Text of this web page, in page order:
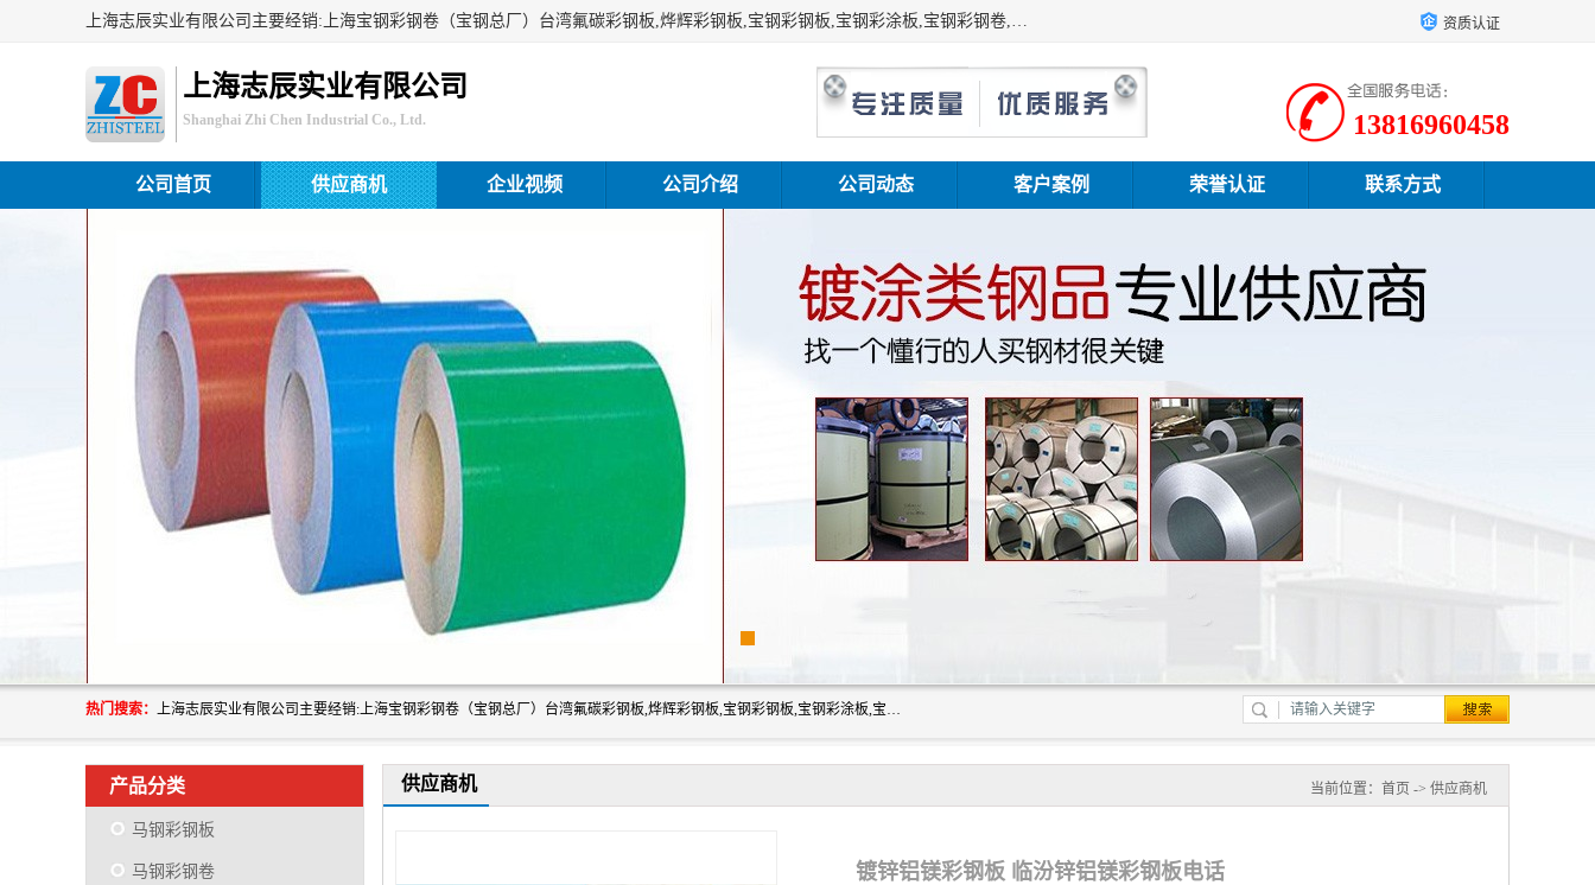
上海志辰实业有限公司主要经销:上海宝钢彩钢卷（宝钢总厂）台湾氟碳彩钢板,烨辉彩钢板,宝钢彩钢板,宝钢彩涂板,宝钢彩钢卷,马钢彩钢板,马钢彩钢卷,镀铝锌钢板,PVDF彩钢板,台湾烨辉彩钢板,高耐候彩钢板,硅改性彩钢板,规格齐全。 资质认证
上海志辰实业有限公司
Shanghai Zhi Chen Industrial Co., Ltd. 13816960458
公司首页 供应商机 企业视频 公司介绍 公司动态 客户案例 荣誉认证 联系方式
热门搜索： 上海志辰实业有限公司主要经销:上海宝钢彩钢卷（宝钢总厂）台湾氟碳彩钢板,烨辉彩钢板,宝钢彩钢板,宝钢彩涂板,宝钢彩钢卷,马钢彩钢板,马钢彩钢卷,镀铝锌钢板,PVDF彩钢板,台湾烨辉彩钢板,高耐候彩钢板,硅改性彩钢板,规格齐全。
产品分类
马钢彩钢板
马钢彩钢卷
供应商机 当前位置： 首页 -> 供应商机
镀锌铝镁彩钢板 临汾锌铝镁彩钢板电话